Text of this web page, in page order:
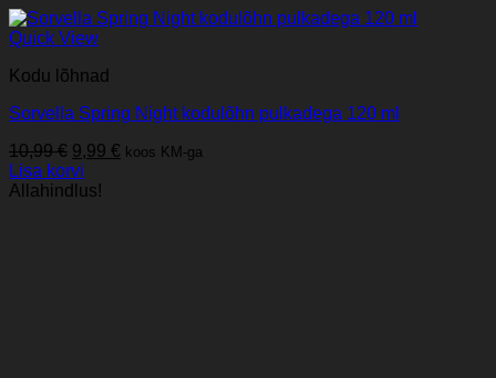
Quick View
Kodu lõhnad
Sorvella Spring Night kodulõhn pulkadega 120 ml
10,99€ Algne
hind
oli:
9,99 € Praegune
koos KM-ga
Lisa korvi
Allahindlus!